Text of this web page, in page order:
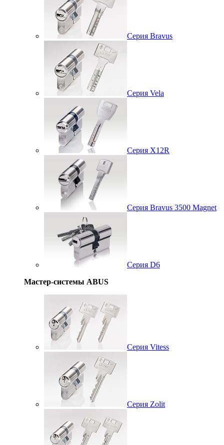
Серия Bravus
Серия Vela
Серия X12R
Серия Bravus 3500 Magnet
Серия D6
Мастер-системы ABUS
Серия Vitess
Серия Zolit